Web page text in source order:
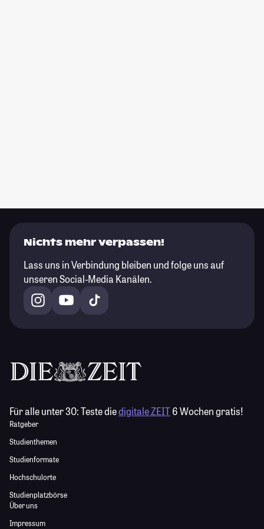
Nichts mehr verpassen!
Lass uns in Verbindung bleiben und folge uns auf
unseren Social-Media Kanälen.
Für alle unter 30:Teste diedigitale ZEIT6 Wochen gratis!
Ratgeber
Studienthemen
Studienformate
Hochschulorte
Studienplatzbörse
Über uns
Impressum